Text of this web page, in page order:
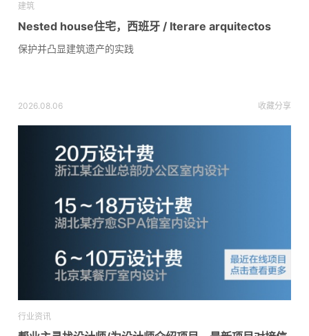
建筑
Nested house住宅，西班牙 / Iterare arquitectos
保护并凸显建筑遗产的实践
2026.08.06 收藏分享
行业资讯